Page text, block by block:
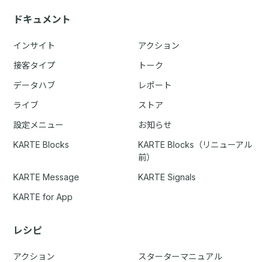
ドキュメント
インサイト
アクション
接客タイプ
トーク
データハブ
レポート
ライブ
ストア
設定メニュー
お知らせ
KARTE Blocks
KARTE Blocks（リニューアル
前）
KARTE Message
KARTE Signals
KARTE for App
レシピ
アクション
スターターマニュアル